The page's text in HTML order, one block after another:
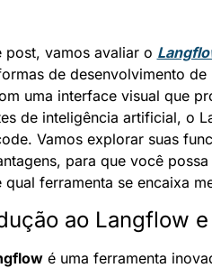
post, vamos avaliar o
de desenvolvimento de
uma interface visual que
de inteligência artificial, o
Vamos explorar suas
para que você
qual ferramenta se encaixa
ao Langflow
é uma ferramenta